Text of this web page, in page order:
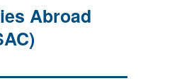
Abroad